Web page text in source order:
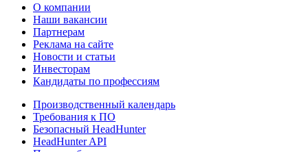
О компании
Наши вакансии
Партнерам
Реклама на сайте
Новости и статьи
Инвесторам
Кандидаты по профессиям
Производственный календарь
Требования к ПО
Безопасный HeadHunter
HeadHunter API